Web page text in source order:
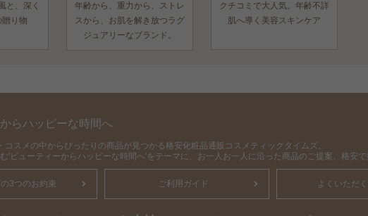
と、深く
り物
年齢から、重力から、ストレ
スから、お肌を解き放つラグ
ジュアリーなブランド。
クチコミで大人気。年齢不詳
肌へ導く美容スキンケア
らハッピーな時間へ
コスメの中からぴったりの商品が見つかる格安化粧品通販コスメティックタイムズ。
'ビューティーからハッピーな時間へ'をテーマに、お一人お一人に沿った商品のご提案、格安で
3つのお約束 ご利用ガイド よくいただ